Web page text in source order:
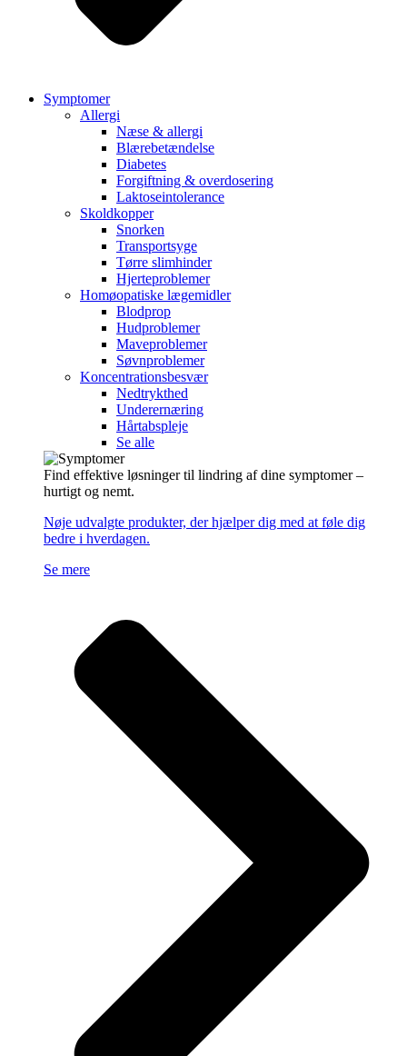
Symptomer
Allergi
Næse & allergi
Blærebetændelse
Diabetes
Forgiftning & overdosering
Laktoseintolerance
Skoldkopper
Snorken
Transportsyge
Tørre slimhinder
Hjerteproblemer
Homøopatiske lægemidler
Blodprop
Hudproblemer
Maveproblemer
Søvnproblemer
Koncentrationsbesvær
Nedtrykthed
Underernæring
Hårtabspleje
Se alle
Find effektive løsninger til lindring af dine symptomer –
hurtigt og nemt.
Nøje udvalgte produkter, der hjælper dig med at føle dig
bedre i hverdagen.
Se mere